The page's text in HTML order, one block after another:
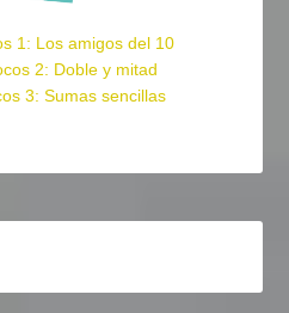
1: Los amigos del 10
2: Doble y mitad
3: Sumas sencillas